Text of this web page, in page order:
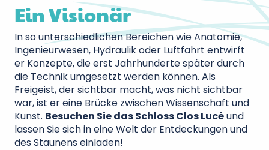
Ein Visionär
In so unterschiedlichen Bereichen wie Anatomie,
Ingenieurwesen, Hydraulik oder Luftfahrt entwirft
er Konzepte, die erst Jahrhunderte später durch
die Technik umgesetzt werden können. Als
Freigeist, der sichtbar macht, was nicht sichtbar
war, ist er eine Brücke zwischen Wissenschaft und
Kunst. Besuchen Sie das Schloss Clos Lucéund
lassen Sie sich in eine Welt der Entdeckungen und
des Staunens einladen!
20€